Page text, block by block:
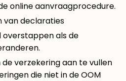
online aanvraagprocedure.
van declaraties
overstappen als de
verzekering aan te vullen
die niet in de OOM